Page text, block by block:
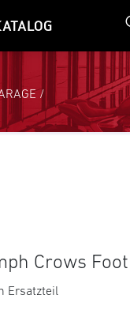
/
Crows
Ersatzteil